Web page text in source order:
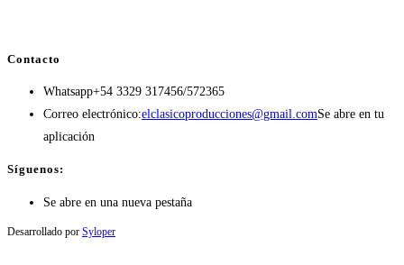
Contacto
Whatsapp+54 3329 317456/572365
Correo electrónico:elclasicoproducciones@gmail.comSe abre en tu
aplicación
Síguenos:
Se abre en una nueva pestaña
Desarrollado por Syloper